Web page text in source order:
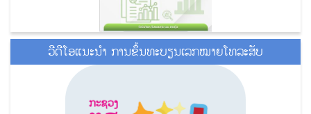
ວີດີໂອແນະນໍາ ການຂຶ້ນທະບຽນເລກໝາຍໂທລະສັບ